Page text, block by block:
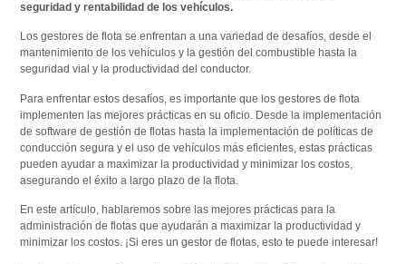
seguridad y rentabilidad de los vehículos.
Los gestores de flota se enfrentan a una variedad de desafíos, desde el
mantenimiento de los vehículos y la gestión del combustible hasta la
seguridad vial y la productividad del conductor.
Para enfrentar estos desafíos, es importante que los gestores de flota
implementen las mejores prácticas en su oficio. Desde la implementación
de software de gestión de flotas hasta la implementación de políticas de
conducción segura y el uso de vehículos más eficientes, estas prácticas
pueden ayudar a maximizar la productividad y minimizar los costos,
asegurando el éxito a largo plazo de la flota.
En este artículo, hablaremos sobre las mejores prácticas para la
administración de flotas que ayudarán a maximizar la productividad y
minimizar los costos. ¡Si eres un gestor de flotas, esto te puede interesar!